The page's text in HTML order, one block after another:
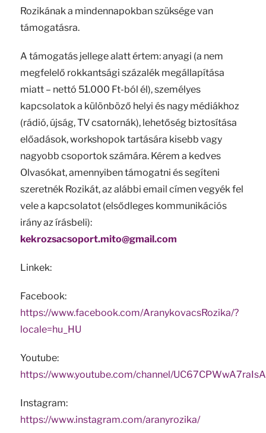
Rozikának a mindennapokban szüksége van
támogatásra.
A támogatás jellege alatt értem: anyagi (a nem
megfelelő rokkantsági százalék megállapítása
miatt – nettó 51.000 Ft-ból él), személyes
kapcsolatok a különböző helyi és nagy médiákhoz
(rádió, újság, TV csatornák), lehetőség biztosítása
előadások, workshopok tartására kisebb vagy
nagyobb csoportok számára. Kérem a kedves
Olvasókat, amennyiben támogatni és segíteni
szeretnék Rozikát, az alábbi email címen vegyék fel
vele a kapcsolatot (elsődleges kommunikációs
irány az írásbeli):
kekrozsacsoport.mito@gmail.com
Linkek:
Facebook:
https://www.facebook.com/AranykovacsRozika/?
locale=hu_HU
Youtube:
https://www.youtube.com/channel/
Instagram:
https://www.instagram.com/aranyrozika/